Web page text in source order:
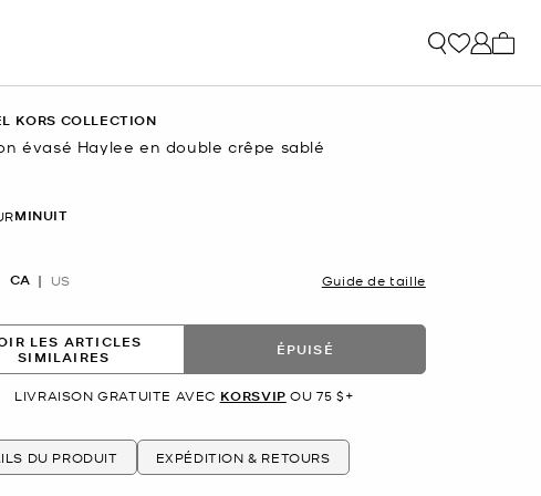
KORS COLLECTION
évasé Haylee en double crêpe sablé
MINUIT
CA US Guide de taille
LES ARTICLES
SIMILAIRES
ÉPUISÉ
LIVRAISON GRATUITE AVEC KORSVIP OU 75 $+
DU PRODUIT EXPÉDITION & RETOURS